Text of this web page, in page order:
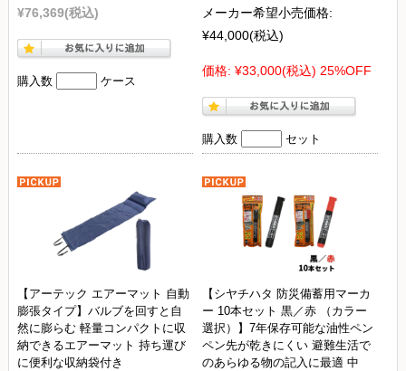
¥76,369(税込)
購入数 ケース
メーカー希望小売価格:
¥44,000(税込)
価格: ¥33,000(税込) 25%OFF
購入数 セット
【アーテック エアーマット 自動
膨張タイプ】バルブを回すと自
然に膨らむ 軽量コンパクトに収
納できるエアーマット 持ち運び
に便利な収納袋付き
【シヤチハタ 防災備蓄用マーカ
ー 10本セット 黒／赤 （カラー
選択）】7年保存可能な油性ペン
ペン先が乾きにくい 避難生活で
のあらゆる物の記入に最適 中